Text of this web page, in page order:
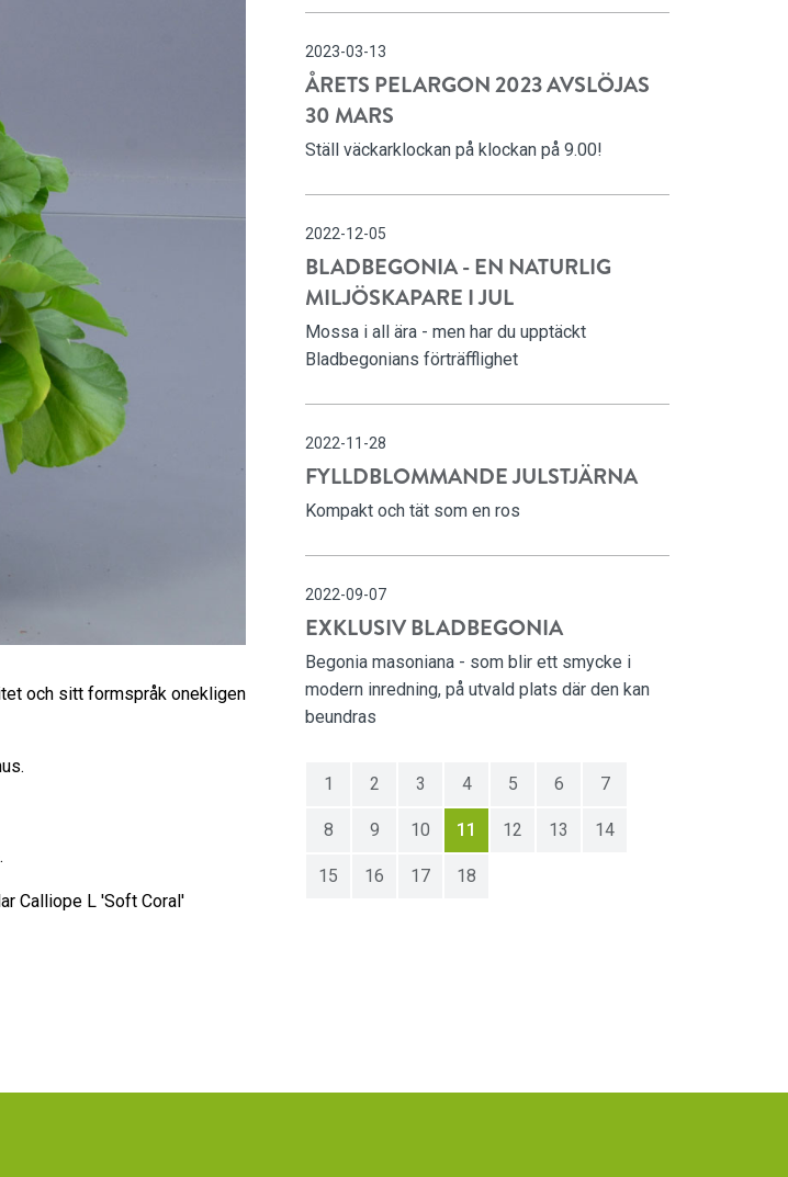
och sitt formspråk onekligen
Calliope L 'Soft Coral'
2023-03-13
ÅRETS PELARGON 2023 AVSLÖJAS
30 MARS
Ställ väckarklockan på klockan på 9.00!
2022-12-05
BLADBEGONIA - EN NATURLIG
MILJÖSKAPARE I JUL
Mossa i all ära - men har du upptäckt
Bladbegonians förträfflighet
2022-11-28
FYLLDBLOMMANDE JULSTJÄRNA
Kompakt och tät som en ros
2022-09-07
EXKLUSIV BLADBEGONIA
Begonia masoniana - som blir ett smycke i
modern inredning, på utvald plats där den kan
beundras
1 2 3 4 5 6 7
8 9 10 11 12 13 14
15 16 17 18